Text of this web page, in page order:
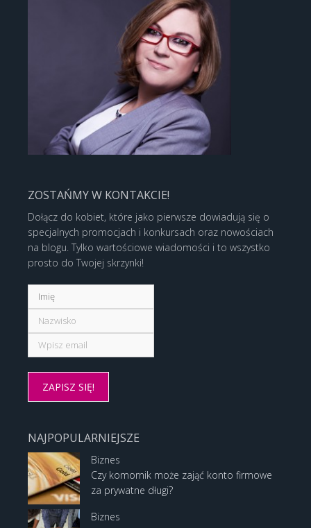
ZOSTAŃMY W KONTAKCIE!
Dołącz do kobiet, które jako pierwsze dowiadują się o
specjalnych promocjach i konkursach oraz nowościach
na blogu. Tylko wartościowe wiadomości i to wszystko
prosto do Twojej skrzynki!
NAJPOPULARNIEJSZE
Biznes
Czy komornik może zająć konto firmowe
za prywatne długi?
Biznes